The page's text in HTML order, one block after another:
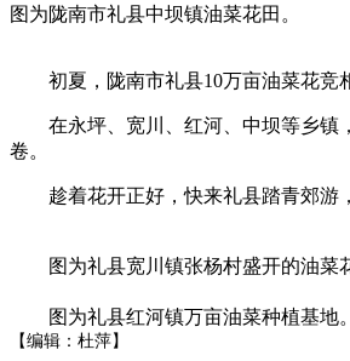
图为陇南市礼县中坝镇油菜花田。
初夏，陇南市礼县10万亩油菜花竞相
在永坪、宽川、红河、中坝等乡镇，
卷。
趁着花开正好，快来礼县踏青郊游，
图为礼县宽川镇张杨村盛开的油菜
图为礼县红河镇万亩油菜种植基地。
【编辑：杜萍】